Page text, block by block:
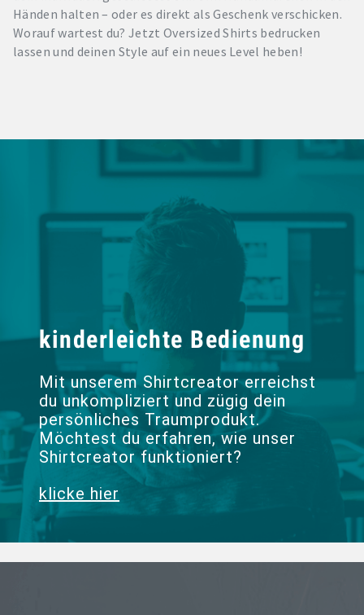
Händen halten – oder es direkt als Geschenk verschicken.
Worauf wartest du? Jetzt Oversized Shirts bedrucken
lassen und deinen Style auf ein neues Level heben!
kinderleichte Bedienung
Mit unserem Shirtcreator erreichst
du unkompliziert und zügig dein
persönliches Traumprodukt.
Möchtest du erfahren, wie unser
Shirtcreator funktioniert?
klicke hier